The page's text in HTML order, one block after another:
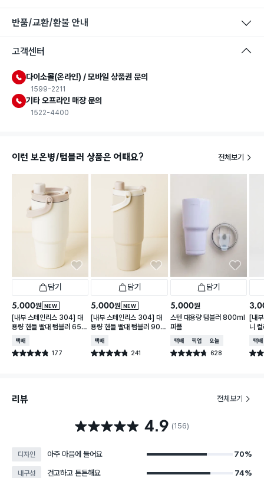
반품/교환/환불 안내
고객센터
다이소몰(온라인) / 모바일 상품권 문의
1599-2211
기타 오프라인 매장 문의
1522-4400
이런 보온병/텀블러 상품은 어때요? 전체보기
담기
NEW
5,000원
[내부 스테인리스 304] 대
용량 핸들 빨대 텀블러 650
택배배송
별점 4.8점 177
건 작성
담기
NEW
5,000원
[내부 스테인리스 304] 대
용량 핸들 빨대 텀블러 900
택배배송
별점 4.8점 241
건 작성
담기
5,000원
스텐 대용량 텀블러 800ml
퍼플
택배배송매장픽업오늘배송
별점 4.7점 628
건 작성
[내
니
택배
별점
리뷰 전체보기
별점 4.9점 4.9 (156)
디자인 아주 마음에 들어요 70%
내구성 견고하고 튼튼해요 74%